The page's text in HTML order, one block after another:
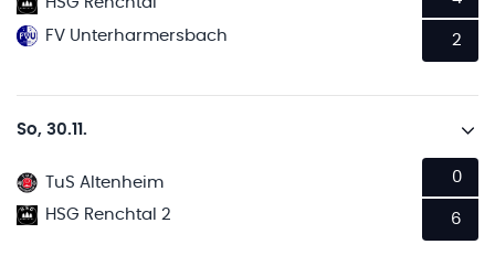
FV Unterharmersbach
2
So, 30.11.
TuS Altenheim
HSG Renchtal 2
0
6